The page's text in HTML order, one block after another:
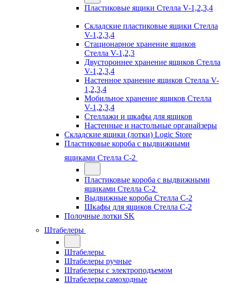
Пластиковые ящики Стелла V-1,2,3,4
Складские пластиковые ящики Стелла
V-1,2,3,4
Стационарное хранение ящиков
Стелла V-1,2,3
Двустороннее хранение ящиков Стелла
V-1,2,3,4
Настенное хранение ящиков Стелла V-
1,2,3,4
Мобильное хранение ящиков Стелла
V-1,2,3,4
Стеллажи и шкафы для ящиков
Настенные и настольные органайзеры
Складские ящики (лотки) Logiс Store
Пластиковые короба с выдвижными
ящиками Стелла С-2
Пластиковые короба с выдвижными
ящиками Стелла С-2
Выдвижные короба Стелла С-2
Шкафы для ящиков Стелла С-2
Полочные лотки SK
Штабелеры
Штабелеры
Штабелеры ручные
Штабелеры с электроподъемом
Штабелеры самоходные